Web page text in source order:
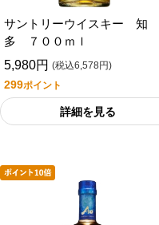
サントリーウイスキー 知
多 ７００ｍｌ
5,980円 (税込6,578円)
299ポイント
詳細を見る